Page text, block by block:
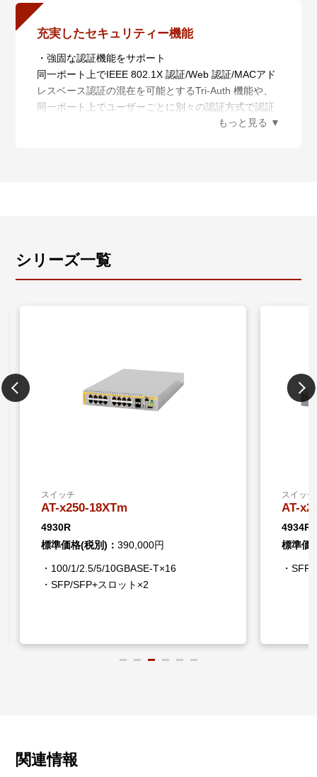
x250シリーズはAMF Plusメンバー装置に対応してお
り、Wi-Fi 7アクセスポイントなどの高速通信機器を導
CLIでの再設定やケーブルの配線をし直すことなく、
Wi-Fi 7アクセスポイントの高速通信速度に応えるマル
チギガビット通信を提供します。オール10Gのネット
ワーク環境を構築することも可能です。
充実したセキュリティー機能
・強固な認証機能をサポート
同一ポート上でIEEE 802.1X 認証/Web 認証/MACアド
レスベース認証の混在を可能とするTri-Auth 機能や、
同一ポート上でユーザーごとに別々の認証方式で認証
し、かつ異なるVLANを動的に付与するマルチプルダ
実現するSSHや、ネットワークの集中管理・運用面に
おいても安全性と利便性・運用性を両立するSNMPv3
シリーズ一覧
スイッチ
AT-x250-18XTm
4930R
標準価格(税別)： 390,000円
・100/1/2.5/5/10GBASE-T×16
・SFP/SFP+スロット×2
スイッチ
AT-
4934R
標準価
・
関連情報